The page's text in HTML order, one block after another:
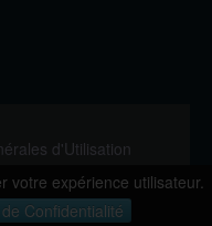
votre expérience utilisateur.
Confidentialité
d'Utilisation
Contact
Version 1.27